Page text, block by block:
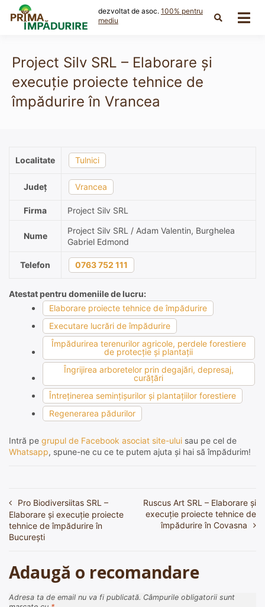
content
dezvoltat de asoc. 100% pentru
mediu
Project Silv SRL – Elaborare și
execuție proiecte tehnice de
împădurire în Vrancea
Localitate Tulnici
Județ Vrancea
Firma Project Silv SRL
Nume
Project Silv SRL / Adam Valentin, Burghelea
Gabriel Edmond
Telefon 0763 752 111
Atestat pentru domeniile de lucru:
Elaborare proiecte tehnice de împădurire
Executare lucrări de împădurire
Împădurirea terenurilor agricole, perdele forestiere
de protecţie şi plantaţii
Îngrijirea arboretelor prin degajări, depresaj,
curăţări
Întreţinerea seminţişurilor şi plantaţiilor forestiere
Regenerarea pădurilor
Intră pe grupul de Facebook asociat site-ului sau pe cel de
Whatsapp, spune-ne cu ce te putem ajuta și hai să împădurim!
Navigare
în
articole
Pro Biodiversiitas SRL –
Elaborare și execuție proiecte
tehnice de împădurire în
București
Ruscus Art SRL – Elaborare și
execuție proiecte tehnice de
împădurire în Covasna
Adaugă o recomandare
Adresa ta de email nu va fi publicată. Câmpurile obligatorii sunt